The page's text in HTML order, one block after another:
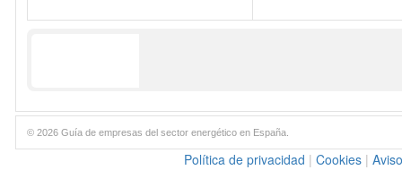
© 2026 Guía de empresas del sector energético en España.
Política de privacidad | Cookies |